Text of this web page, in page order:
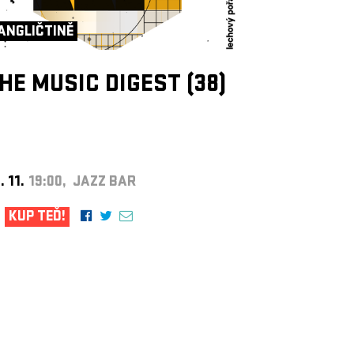
MUSIC DIGEST (38)
11. 19:00, JAZZ BAR
KUP TEĎ!